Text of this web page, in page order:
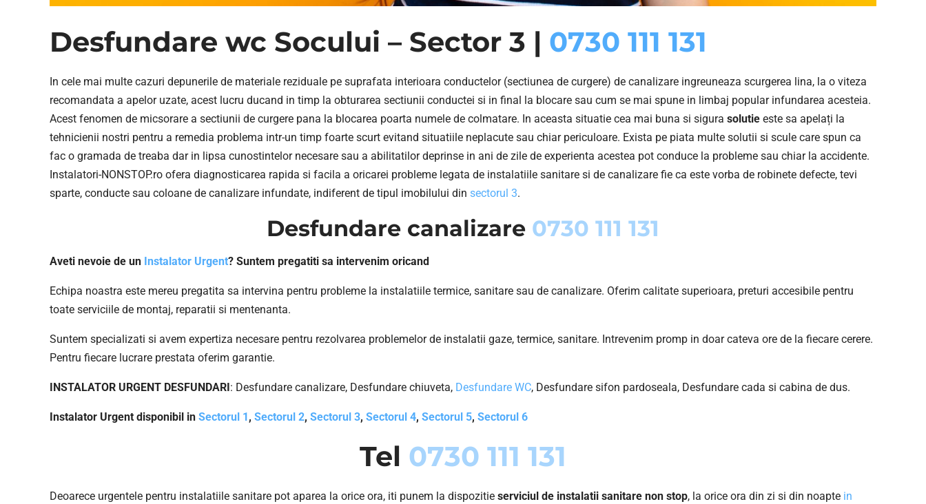
Desfundare wc Socului – Sector 3 | 0730 111 131
In cele mai multe cazuri depunerile de materiale reziduale pe suprafata interioara conductelor (sectiunea de curgere) de canalizare ingreuneaza scurgerea lina, la o viteza
recomandata a apelor uzate, acest lucru ducand in timp la obturarea sectiunii conductei si in final la blocare sau cum se mai spune in limbaj popular infundarea acesteia.
Acest fenomen de micsorare a sectiunii de curgere pana la blocarea poarta numele de colmatare. In aceasta situatie cea mai buna si sigura solutie este sa apelați la
tehnicienii nostri pentru a remedia problema intr-un timp foarte scurt evitand situatiile neplacute sau chiar periculoare. Exista pe piata multe solutii si scule care spun ca
fac o gramada de treaba dar in lipsa cunostintelor necesare sau a abilitatilor deprinse in ani de zile de experienta acestea pot conduce la probleme sau chiar la accidente.
Instalatori-NONSTOP.ro ofera diagnosticarea rapida si facila a oricarei probleme legata de instalatiile sanitare si de canalizare fie ca este vorba de robinete defecte, tevi
sparte, conducte sau coloane de canalizare infundate, indiferent de tipul imobilului din sectorul 3.
Desfundare canalizare 0730 111 131
Aveti nevoie de un Instalator Urgent? Suntem pregatiti sa intervenim oricand
Echipa noastra este mereu pregatita sa intervina pentru probleme la instalatiile termice, sanitare sau de canalizare. Oferim calitate superioara, preturi accesibile pentru
toate serviciile de montaj, reparatii si mentenanta.
Suntem specializati si avem expertiza necesare pentru rezolvarea problemelor de instalatii gaze, termice, sanitare. Intrevenim promp in doar cateva ore de la fiecare cerere.
Pentru fiecare lucrare prestata oferim garantie.
INSTALATOR URGENT DESFUNDARI : Desfundare canalizare, Desfundare chiuveta, Desfundare WC, Desfundare sifon pardoseala, Desfundare cada si cabina de dus.
Instalator Urgent disponibil in Sectorul 1 , Sectorul 2, Sectorul 3, Sectorul 4, Sectorul 5, Sectorul 6
Tel 0730 111 131
Deoarece urgentele pentru instalatiile sanitare pot aparea la orice ora, iti punem la dispozitie serviciul de instalatii sanitare non stop, la orice ora din zi si din noapte in